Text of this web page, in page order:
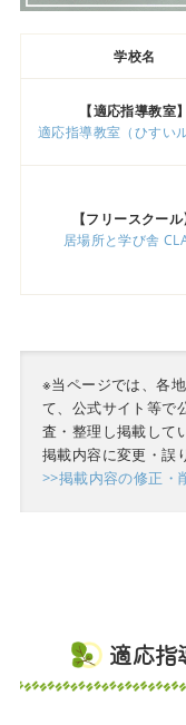
学校名
【適応指導教室】
適応指導教室（ひすい
【フリースクール
居場所と学び舎
※当ページでは、各
て、公式サイト等で
査・整理し掲載して
掲載内容に変更・誤
>>掲載内容の修正・
適応指